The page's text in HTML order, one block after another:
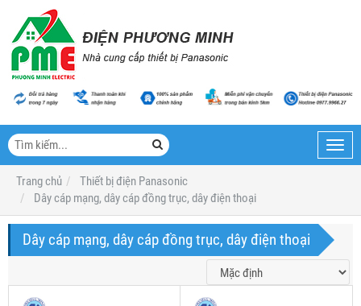
Trang chủ
Thiết bị điện Panasonic
Dây cáp mạng, dây cáp đồng trục, dây điện thoại
Dây cáp mạng, dây cáp đồng trục, dây điện thoại